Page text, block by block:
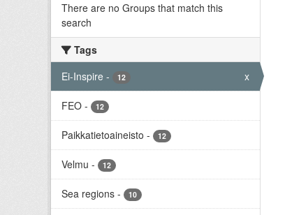
There are no Groups that match this
search
Tags
Ei-Inspire - 12 x
FEO - 12
Paikkatietoaineisto - 12
Velmu - 12
Sea regions - 10